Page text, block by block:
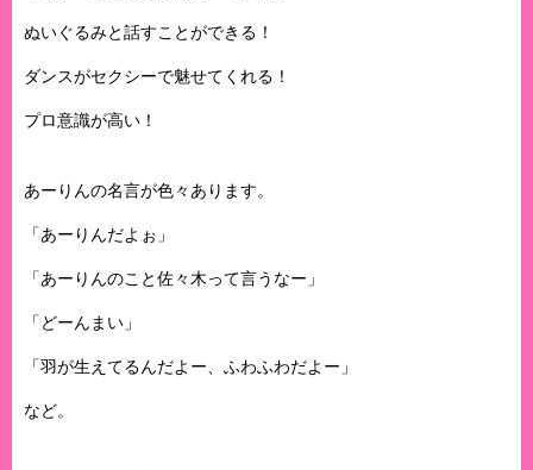
ぬいぐるみと話すことができる！
ダンスがセクシーで魅せてくれる！
プロ意識が高い！
あーりんの名言が色々あります。
「あーりんだよぉ」
「あーりんのこと佐々木って言うなー」
「どーんまい」
「羽が生えてるんだよー、ふわふわだよー」
など。